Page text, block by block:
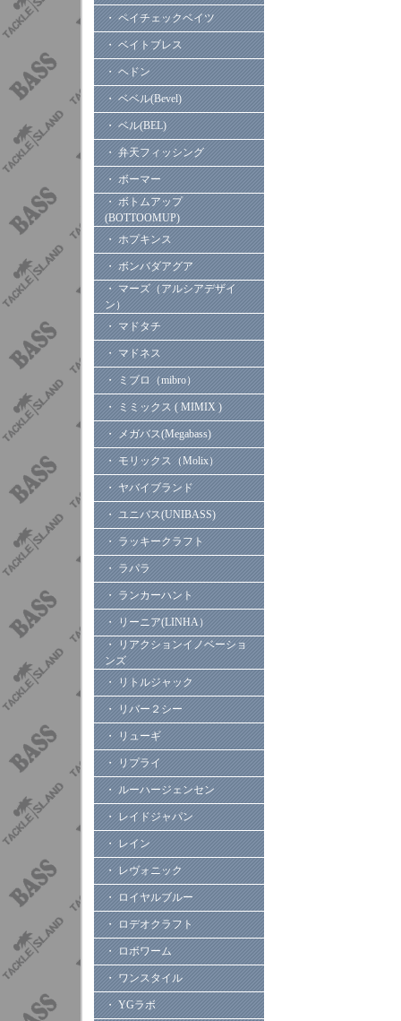
・ ペイチェックベイツ
・ ベイトブレス
・ ヘドン
・ ベベル(Bevel)
・ ベル(BEL)
・ 弁天フィッシング
・ ボーマー
・ ボトムアップ
(BOTTOOMUP)
・ ホプキンス
・ ボンバダアグア
・ マーズ（アルシアデザイ
ン）
・ マドタチ
・ マドネス
・ ミブロ（mibro）
・ ミミックス ( MIMIX )
・ メガバス(Megabass)
・ モリックス（Molix）
・ ヤバイブランド
・ ユニバス(UNIBASS)
・ ラッキークラフト
・ ラパラ
・ ランカーハント
・ リーニア(LINHA）
・ リアクションイノベーショ
ンズ
・ リトルジャック
・ リバー２シー
・ リューギ
・ リプライ
・ ルーハージェンセン
・ レイドジャパン
・ レイン
・ レヴォニック
・ ロイヤルブルー
・ ロデオクラフト
・ ロボワーム
・ ワンスタイル
・ YGラボ